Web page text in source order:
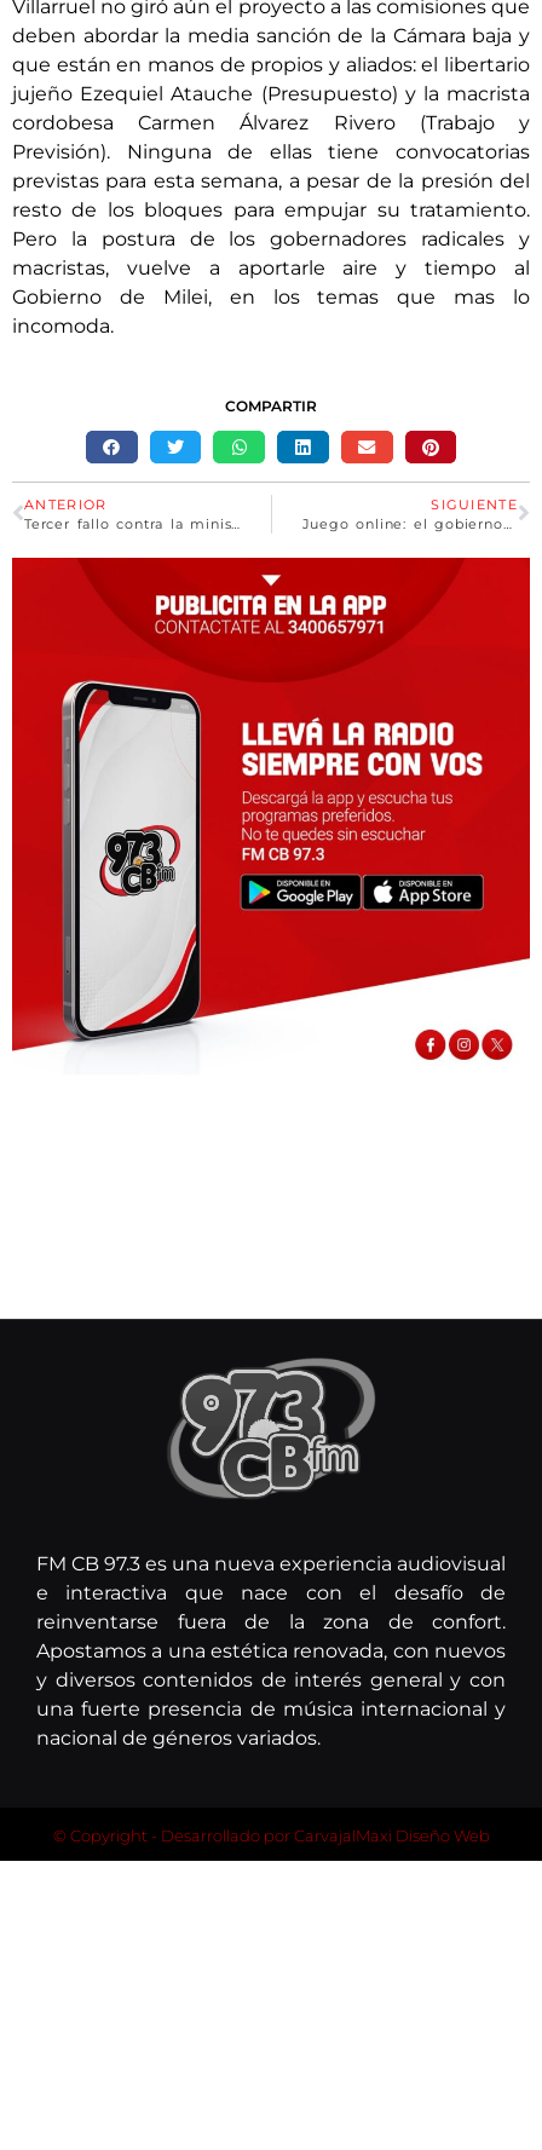
Villarruel no giró aún el proyecto a las comisiones que
deben abordar la media sanción de la Cámara baja y
que están en manos de propios y aliados: el libertario
jujeño Ezequiel Atauche (Presupuesto) y la macrista
cordobesa Carmen Álvarez Rivero (Trabajo y
Previsión). Ninguna de ellas tiene convocatorias
previstas para esta semana, a pesar de la presión del
resto de los bloques para empujar su tratamiento.
Pero la postura de los gobernadores radicales y
macristas, vuelve a aportarle aire y tiempo al
Gobierno de Milei, en los temas que mas lo
incomoda.
COMPARTIR
ANTERIOR
Tercer fallo contra la ministra, Pettovello debe repartir los alimentos
SIGUIENTE
Juego online: el gobierno provincial ordenó a prestadoras de servicio el bloqueo de acceso a páginas ilegales
FM CB 97.3 es una nueva experiencia audiovisual
e interactiva que nace con el desafío de
reinventarse fuera de la zona de confort.
Apostamos a una estética renovada, con nuevos
y diversos contenidos de interés general y con
una fuerte presencia de música internacional y
nacional de géneros variados.
© Copyright - Desarrollado porCarvajalMaxi Diseño Web